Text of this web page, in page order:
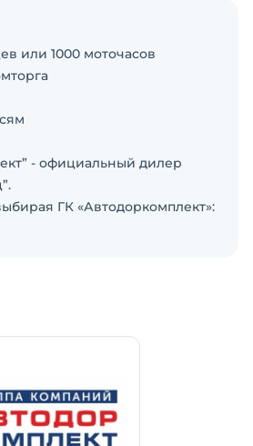
или 1000 моточасов
- официальный дилер
ГК «Автодоркомплект»:
цены. Нашли цену дешевле –
лизинга от 0%.
наших клиентов.
зa нaш cчeт;
Налоги и сборы